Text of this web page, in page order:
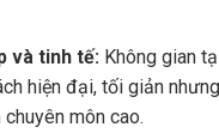
và tinh tế: Không gian
hiện đại, tối giản
môn cao.